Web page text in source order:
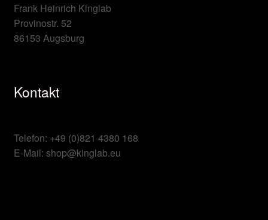
Frank Heinrich Kinglab
Provinostr. 52
86153 Augsburg
Kontakt
Telefon: +49 (0)821 4380 168
E-Mail: shop@kinglab.eu